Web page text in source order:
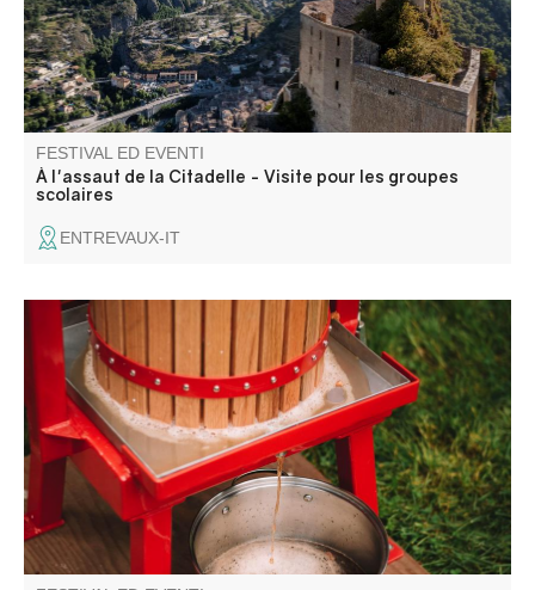
FESTIVAL ED EVENTI
À l'assaut de la Citadelle - Visite pour les groupes
scolaires
ENTREVAUX-IT
Pressage de fruits locaux récoltés par les particuliers.